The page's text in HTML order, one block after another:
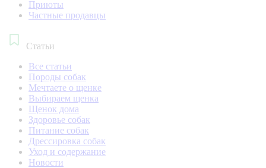
Приюты
Частные продавцы
Статьи
Все статьи
Породы собак
Мечтаете о щенке
Выбираем щенка
Щенок дома
Здоровье собак
Питание собак
Дрессировка собак
Уход и содержание
Новости